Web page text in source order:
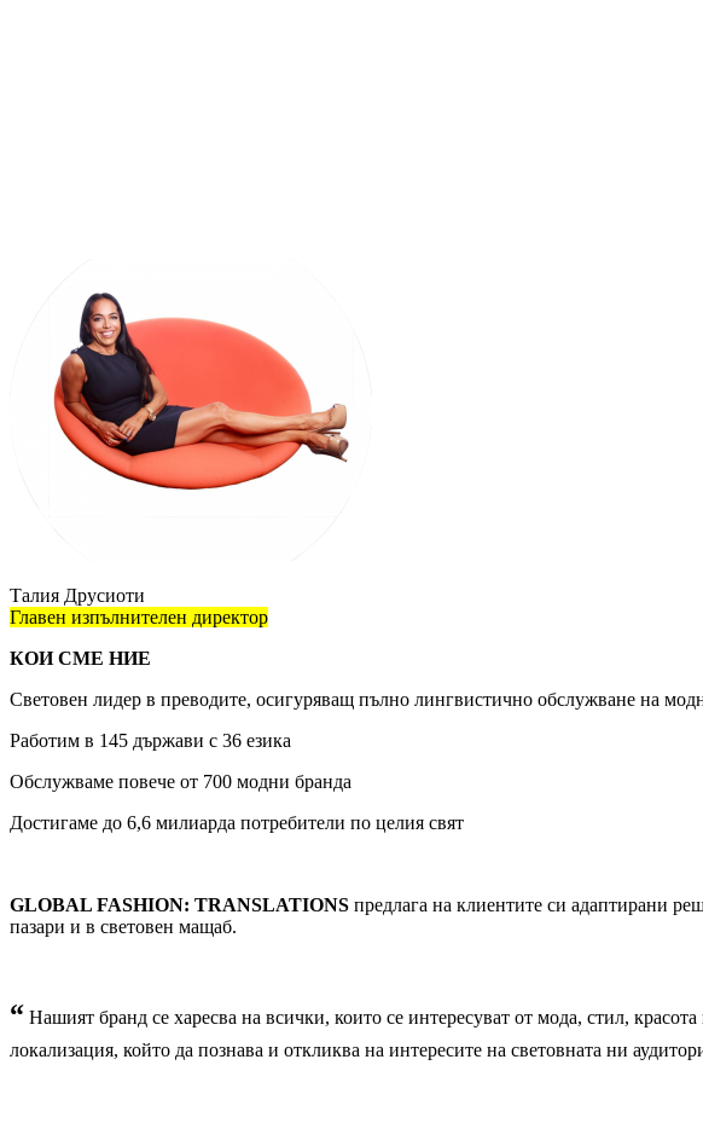
Талия Друсиоти
Главен изпълнителен директор
КОИ СМЕ НИЕ
Световен лидер в преводите, осигуряващ пълно лингвистично обслужване на
Работим в 145 държави с 36 езика
Обслужваме повече от 700 модни бранда
Достигаме до 6,6 милиарда потребители по целия свят
GLOBAL FASHION: TRANSLATIONS предлага на клиентите си адаптирани
пазари и в световен мащаб.
“ Нашият бранд се харесва на всички, които се интересуват от мода, стил,
локализация, който да познава и откликва на интересите на световната ни